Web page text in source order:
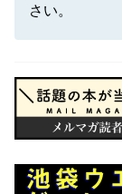
さい。